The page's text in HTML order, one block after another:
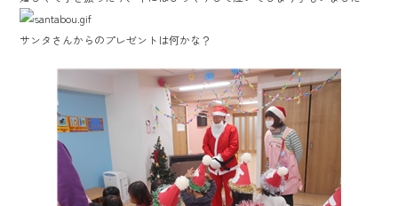
サンタさんからのプレゼントは何かな？